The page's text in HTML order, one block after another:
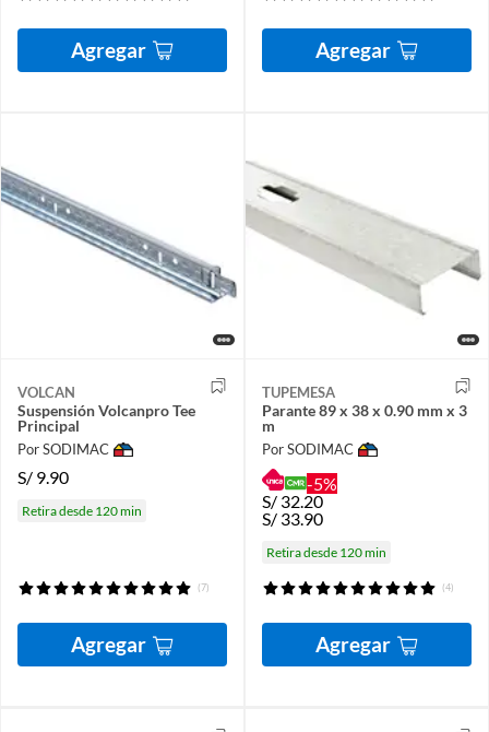
Agregar Agregar
VOLCAN
Suspensión Volcanpro Tee
Principal
Por SODIMAC
S/ 9.90
Retira desde 120 min
(7)
Agregar
TUPEMESA
Parante 89 x 38 x 0.90 mm x 3
m
Por SODIMAC
-5%
S/ 32.20
S/ 33.90
Retira desde 120 min
(4)
Agregar